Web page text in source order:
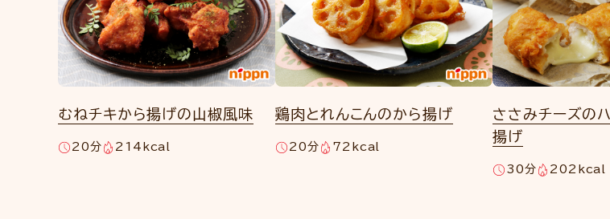
むねチキから揚げの山椒風味
20分 214kcal
鶏肉とれんこんのから揚げ
20分 72kcal
ささみチーズの
揚げ
30分 202kcal